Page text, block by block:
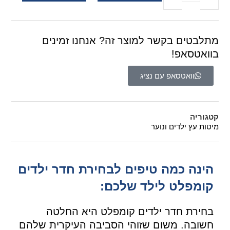
מתלבטים בקשר למוצר זה? אנחנו זמינים
בוואטסאפ!
וואטסאפ עם נציג
קטגוריה
מיטות עץ ילדים ונוער
הינה כמה טיפים לבחירת חדר ילדים
קומפלט לילד שלכם:
בחירת חדר ילדים קומפלט היא החלטה
חשובה. משום שזוהי הסביבה העיקרית שלהם